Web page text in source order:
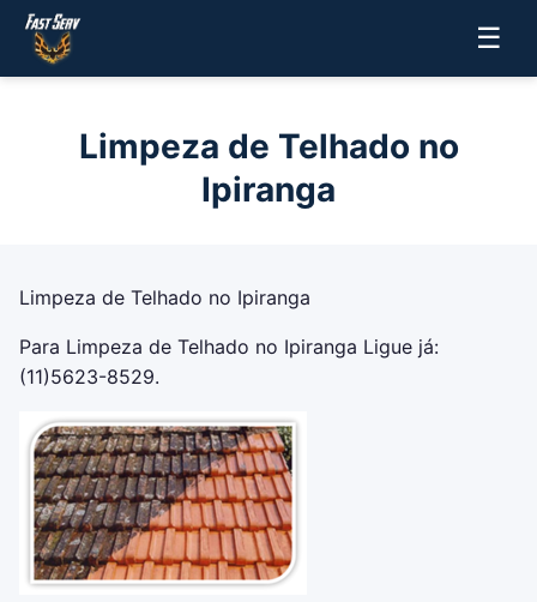
☰
Limpeza de Telhado no
Ipiranga
Limpeza de Telhado no Ipiranga
Para Limpeza de Telhado no Ipiranga Ligue já:
(11)5623-8529.